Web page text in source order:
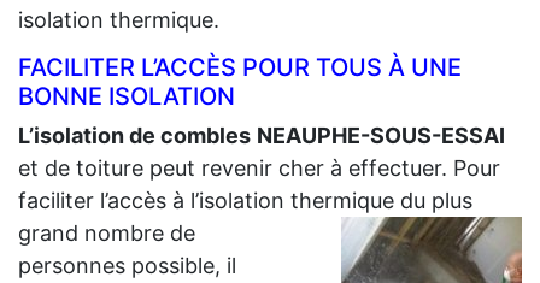
isolation thermique.
FACILITER L’ACCÈS POUR TOUS À UNE
BONNE ISOLATION
L’isolation de combles NEAUPHE-SOUS-ESSAI
et de toiture peut revenir cher à effectuer. Pour
faciliter l’accès à l’isolation thermique du plus
grand nombre de
personnes possible, il